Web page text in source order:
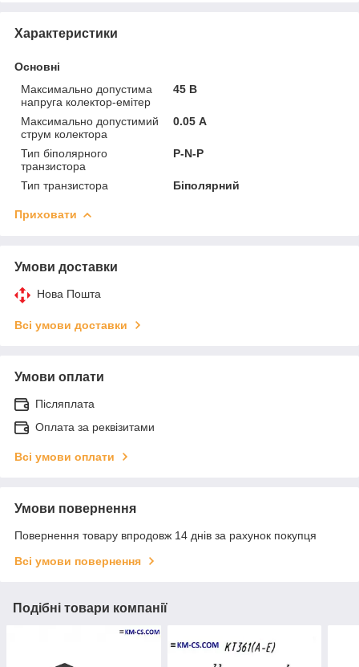
Характеристики
Основні
Максимально допустима
напруга колектор-емітер
45 В
Максимально допустимий
струм колектора
0.05 А
Тип біполярного
транзистора
P-N-P
Тип транзистора Біполярний
Приховати
Умови доставки
Нова Пошта
Всі умови доставки
Умови оплати
Післяплата
Оплата за реквізитами
Всі умови оплати
Умови повернення
Повернення товару впродовж 14 днів за рахунок покупця
Всі умови повернення
Подібні товари компанії